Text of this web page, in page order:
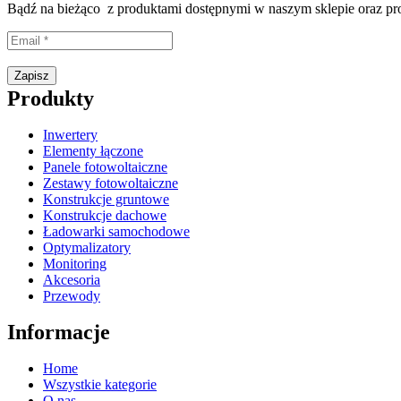
Bądź na bieżąco z produktami dostępnymi w naszym sklepie oraz
Zapisz
Produkty
Inwertery
Elementy łączone
Panele fotowoltaiczne
Zestawy fotowoltaiczne
Konstrukcje gruntowe
Konstrukcje dachowe
Ładowarki samochodowe
Optymalizatory
Monitoring
Akcesoria
Przewody
Informacje
Home
Wszystkie kategorie